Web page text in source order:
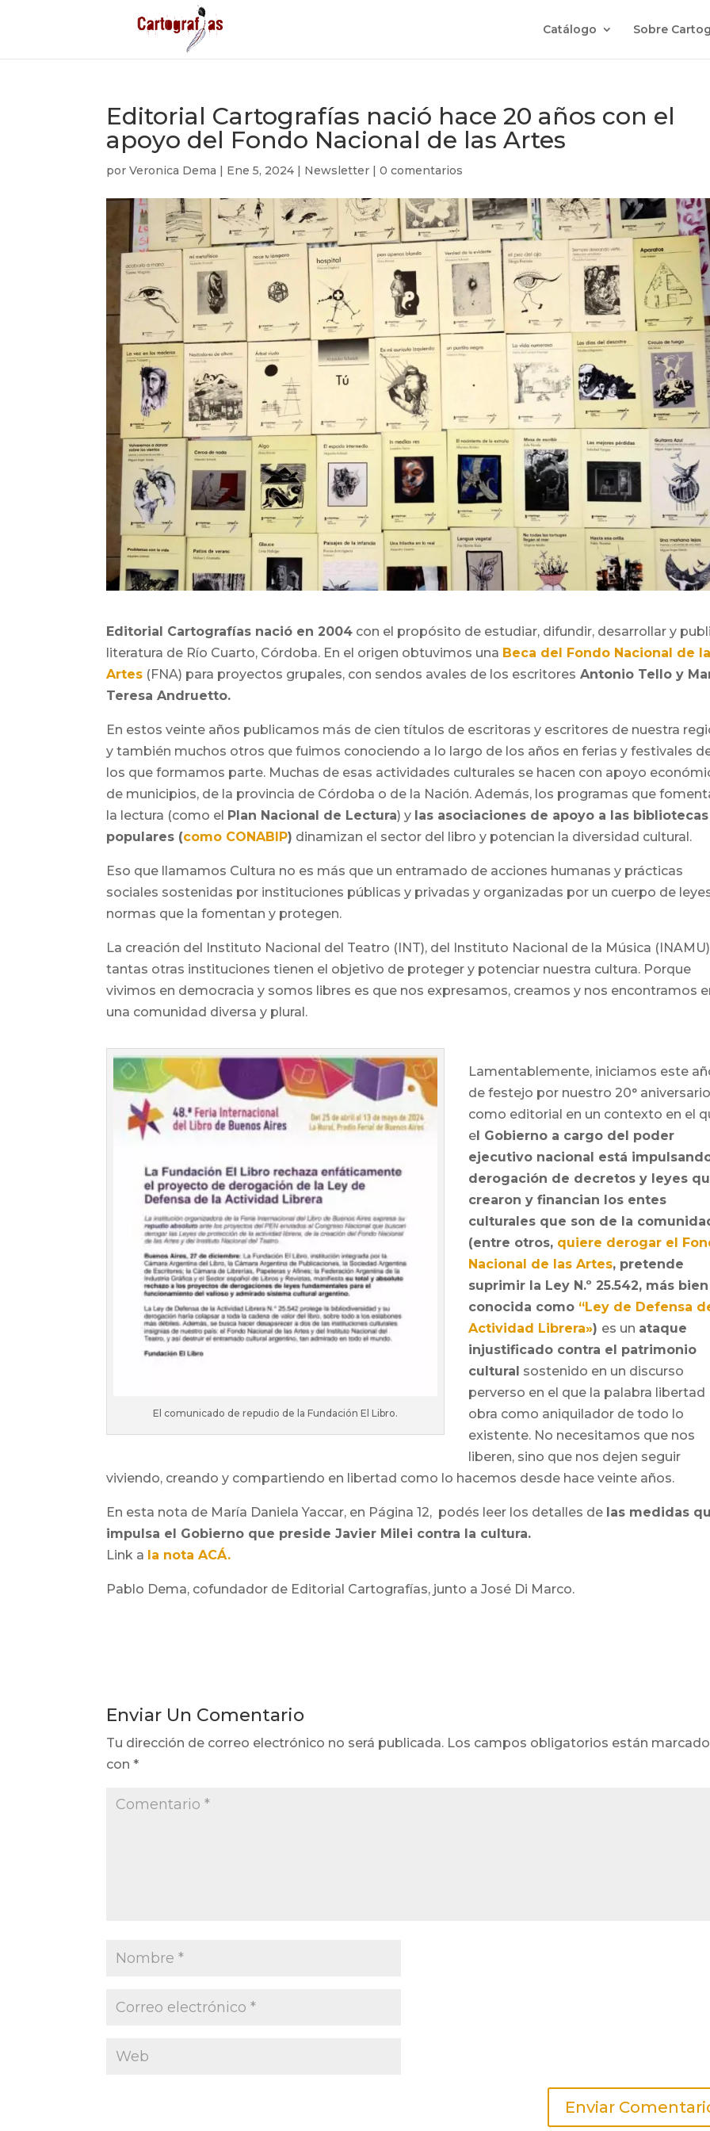
Catálogo Sobre
Editorial Cartografías nació hace 20 años con el
apoyo del Fondo Nacional de las Artes
porVeronica Dema | Ene 5, 2024 | Newsletter |0 comentarios
Editorial Cartografías nació en 2004 con el propósito de estudiar, difundir, desarrollar y
literatura de Río Cuarto, Córdoba. En el origen obtuvimos una Beca del Fondo Nacional de
Artes (FNA) para proyectos grupales, con sendos avales de los escritores Antonio Tello y
Teresa Andruetto.
En estos veinte años publicamos más de cien títulos de escritoras y escritores de nuestra
y también muchos otros que fuimos conociendo a lo largo de los años en ferias y festivales
los que formamos parte. Muchas de esas actividades culturales se hacen con apoyo
de municipios, de la provincia de Córdoba o de la Nación. Además, los programas que
la lectura (como el Plan Nacional de Lectura) y las asociaciones de apoyo a las bibliotecas
populares (como CONABIP) dinamizan el sector del libro y potencian la diversidad cultural.
Eso que llamamos Cultura no es más que un entramado de acciones humanas y prácticas
sociales sostenidas por instituciones públicas y privadas y organizadas por un cuerpo de
normas que la fomentan y protegen.
La creación del Instituto Nacional del Teatro (INT), del Instituto Nacional de la Música
tantas otras instituciones tienen el objetivo de proteger y potenciar nuestra cultura. Porque
vivimos en democracia y somos libres es que nos expresamos, creamos y nos encontramos
una comunidad diversa y plural.
El comunicado de repudio de la Fundación El Libro.
Lamentablemente, iniciamos este
de festejo por nuestro 20° aniversario
como editorial en un contexto en el
el Gobierno a cargo del poder
ejecutivo nacional está
derogación de decretos y leyes
crearon y financian los entes
culturales que son de la
(entre otros, quiere derogar el
Nacional de las Artes, pretende
suprimir la Ley N.º 25.542, más bien
conocida como “Ley de Defensa
Actividad Librera») es un ataque
injustificado contra el patrimonio
cultural sostenido en un discurso
perverso en el que la palabra libertad
obra como aniquilador de todo lo
existente. No necesitamos que nos
liberen, sino que nos dejen seguir
viviendo, creando y compartiendo en libertad como lo hacemos desde hace veinte años.
En esta nota de María Daniela Yaccar, en Página 12, podés leer los detalles de las medidas
impulsa el Gobierno que preside Javier Milei contra la cultura.
Link a la nota ACÁ.
Pablo Dema, cofundador de Editorial Cartografías, junto a José Di Marco.
Enviar Un Comentario
Tu dirección de correo electrónico no será publicada. Los campos obligatorios están
con*